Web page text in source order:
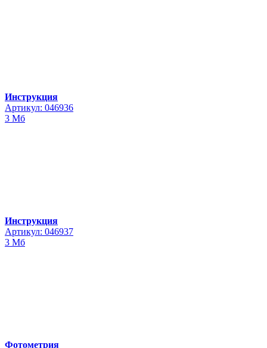
Инструкция
Артикул: 046936
3 Мб
Инструкция
Артикул: 046937
3 Мб
Фотометрия